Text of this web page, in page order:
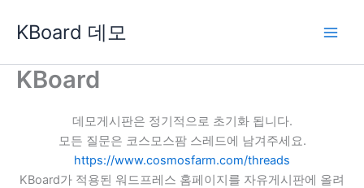
로
KBoard 데모
KBoard
데모게시판은 정기적으로 초기화 됩니다.
모든 질문은 코스모스팜 스레드에 남겨주세요.
https://www.cosmosfarm.com/threads
KBoard가 적용된 워드프레스 홈페이지를 자유게시판에 올려